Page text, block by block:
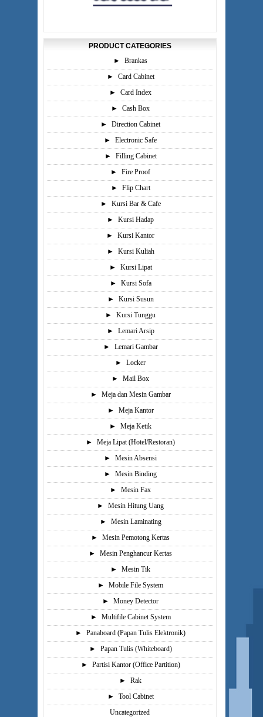
PRODUCT CATEGORIES
►
Brankas
►
Card Cabinet
►
Card Index
►
Cash Box
►
Direction Cabinet
►
Electronic Safe
►
Filling Cabinet
►
Fire Proof
►
Flip Chart
►
Kursi Bar & Cafe
►
Kursi Hadap
►
Kursi Kantor
►
Kursi Kuliah
►
Kursi Lipat
►
Kursi Sofa
►
Kursi Susun
►
Kursi Tunggu
►
Lemari Arsip
►
Lemari Gambar
►
Locker
►
Mail Box
►
Meja dan Mesin Gambar
►
Meja Kantor
►
Meja Ketik
►
Meja Lipat (Hotel/Restoran)
►
Mesin Absensi
►
Mesin Binding
►
Mesin Fax
►
Mesin Hitung Uang
►
Mesin Laminating
►
Mesin Pemotong Kertas
►
Mesin Penghancur Kertas
►
Mesin Tik
►
Mobile File System
►
Money Detector
►
Multifile Cabinet System
►
Panaboard (Papan Tulis Elektronik)
►
Papan Tulis (Whiteboard)
►
Partisi Kantor (Office Partition)
►
Rak
►
Tool Cabinet
Uncategorized